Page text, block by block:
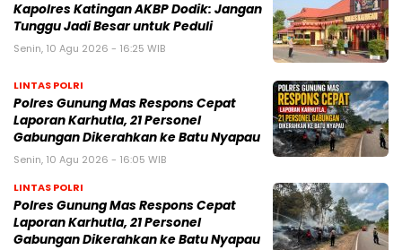
Kapolres Katingan AKBP Dodik: Jangan
Tunggu Jadi Besar untuk Peduli
Senin, 10 Agu 2026 - 16:25 WIB
LINTAS POLRI
Polres Gunung Mas Respons Cepat
Laporan Karhutla, 21 Personel
Gabungan Dikerahkan ke Batu Nyapau
Senin, 10 Agu 2026 - 16:05 WIB
LINTAS POLRI
Polres Gunung Mas Respons Cepat
Laporan Karhutla, 21 Personel
Gabungan Dikerahkan ke Batu Nyapau